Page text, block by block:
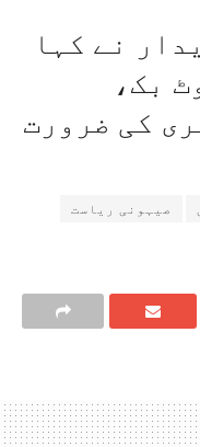
نے کہا
بک،
کی ضرورت
صیہونی ریاست